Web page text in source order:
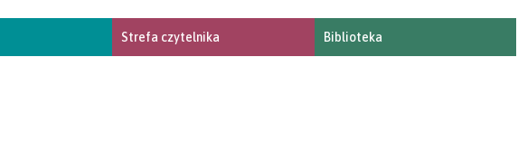
Strefa czytelnika Biblioteka